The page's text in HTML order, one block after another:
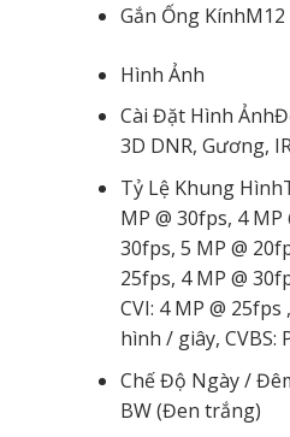
Gắn Ống KínhM12
Hình Ảnh
Cài Đặt Hình Ảnh
3D DNR, Gương,
Tỷ Lệ Khung Hình
MP @ 30fps, 4 MP
30fps, 5 MP @
25fps, 4 MP @
CVI: 4 MP @
hình / giây, CVBS:
Chế Độ Ngày /
BW (Đen trắng)